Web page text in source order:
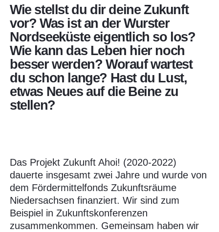
Wie stellst du dir deine Zukunft
vor? Was ist an der Wurster
Nordseeküste eigentlich so los?
Wie kann das Leben hier noch
besser werden? Worauf wartest
du schon lange? Hast du Lust,
etwas Neues auf die Beine zu
stellen?
Das Projekt Zukunft Ahoi! (2020-2022)
dauerte insgesamt zwei Jahre und wurde von
dem Fördermittelfonds Zukunftsräume
Niedersachsen finanziert. Wir sind zum
Beispiel in Zukunftskonferenzen
zusammenkommen. Gemeinsam haben wir